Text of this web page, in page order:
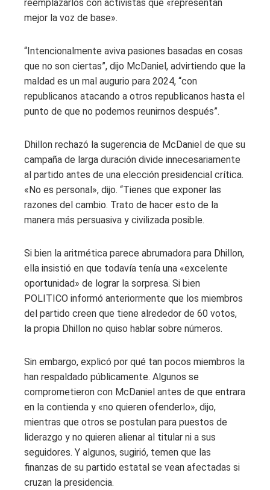
reemplazarlos con activistas que «representan
mejor la voz de base».
“Intencionalmente aviva pasiones basadas en cosas
que no son ciertas”, dijo McDaniel, advirtiendo que la
maldad es un mal augurio para 2024, “con
republicanos atacando a otros republicanos hasta el
punto de que no podemos reunirnos después”.
Dhillon rechazó la sugerencia de McDaniel de que su
campaña de larga duración divide innecesariamente
al partido antes de una elección presidencial crítica.
«No es personal», dijo. “Tienes que exponer las
razones del cambio. Trato de hacer esto de la
manera más persuasiva y civilizada posible.
Si bien la aritmética parece abrumadora para Dhillon,
ella insistió en que todavía tenía una «excelente
oportunidad» de lograr la sorpresa. Si bien
POLITICO informó anteriormente que los miembros
del partido creen que tiene alrededor de 60 votos,
la propia Dhillon no quiso hablar sobre números.
Sin embargo, explicó por qué tan pocos miembros la
han respaldado públicamente. Algunos se
comprometieron con McDaniel antes de que entrara
en la contienda y «no quieren ofenderlo», dijo,
mientras que otros se postulan para puestos de
liderazgo y no quieren alienar al titular ni a sus
seguidores. Y algunos, sugirió, temen que las
finanzas de su partido estatal se vean afectadas si
cruzan la presidencia.